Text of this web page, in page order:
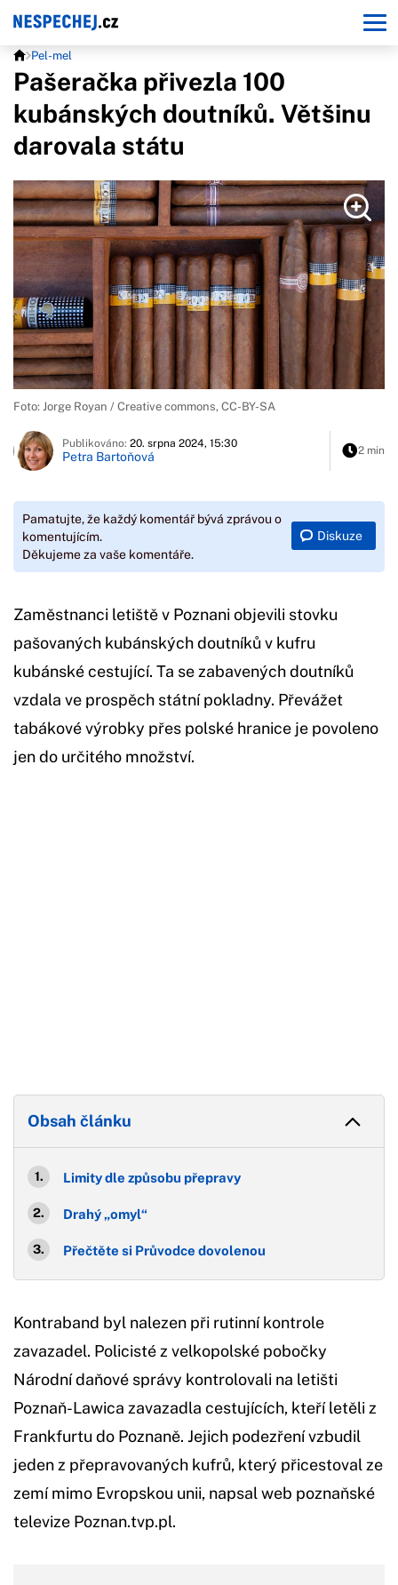
Pel-mel
Pašeračka přivezla 100
kubánských doutníků. Většinu
darovala státu
Foto: Jorge Royan / Creative commons, CC-BY-SA
Publikováno: 20. srpna 2024, 15:30
Petra Bartoňová 2 min
Pamatujte, že každý komentář bývá zprávou o
komentujícím.
Děkujeme za vaše komentáře.
Diskuze
Zaměstnanci letiště v Poznani objevili stovku
pašovaných kubánských doutníků v kufru
kubánské cestující. Ta se zabavených doutníků
vzdala ve prospěch státní pokladny. Převážet
tabákové výrobky přes polské hranice je povoleno
jen do určitého množství.
Obsah článku
Limity dle způsobu přepravy
Drahý „omyl“
Přečtěte si Průvodce dovolenou
Kontraband byl nalezen při rutinní kontrole
zavazadel. Policisté z velkopolské pobočky
Národní daňové správy kontrolovali na letišti
Poznaň-Lawica zavazadla cestujících, kteří letěli z
Frankfurtu do Poznaně. Jejich podezření vzbudil
jeden z přepravovaných kufrů, který přicestoval ze
zemí mimo Evropskou unii, napsal web poznaňské
televize Poznan.tvp.pl.